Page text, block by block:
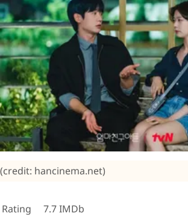
(credit: hancinema.net)
Rating 7.7 IMDb